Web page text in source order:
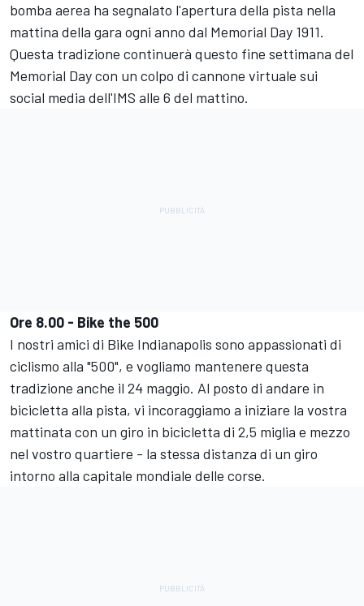
bomba aerea ha segnalato l'apertura della pista nella
mattina della gara ogni anno dal Memorial Day 1911.
Questa tradizione continuerà questo fine settimana del
Memorial Day con un colpo di cannone virtuale sui
social media dell'IMS alle 6 del mattino.
Ore 8.00 - Bike the 500
I nostri amici di Bike Indianapolis sono appassionati di
ciclismo alla "500", e vogliamo mantenere questa
tradizione anche il 24 maggio. Al posto di andare in
bicicletta alla pista, vi incoraggiamo a iniziare la vostra
mattinata con un giro in bicicletta di 2,5 miglia e mezzo
nel vostro quartiere - la stessa distanza di un giro
intorno alla capitale mondiale delle corse.